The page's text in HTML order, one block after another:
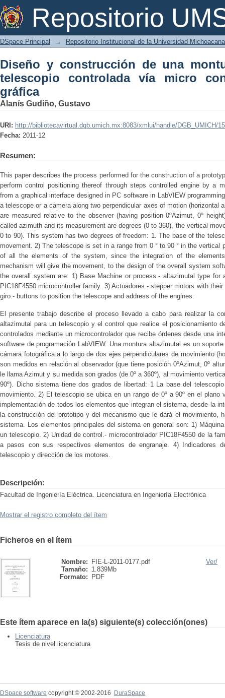
Repositorio
Diseño y construcción de una
micro controlador e interfaz gráfica
DSpace Principal → Repositorio Institucional de la Universidad
Diseño y construcción de una
telescopio controlada vía micro
gráfica
Alanís Gudiño, Gustavo
URI: http://bibliotecavirtual.dgb.umich.mx:8083/xmlui/handle/DGB_UMICH/
Fecha: 2011-12
Resumen:
This paper describes the process performed for the construction of a
perform control positioning thereof through steps controlled engine by a
from a graphical interface designed in PC software in LabVIEW
a telescope or a camera along two perpendicular axes of motion (horizontal
are measured relative to the observer (having position 0ºAzimut, 0º
called azimuth and its measurement are degrees (0 to 360), the vertical
0 to 90). This system has two degrees of freedom: 1. The base of the
movement. 2) The telescope is set in a range from 0 ° to 90 ° in the vertical
of all the elements of the system, since the integration of the
mechanism will give the movement, to the design of the overall system
the overall system are: 1) Base Machine or process.- altazimutal type for
PIC18F4550 microcontroller family. 3) Actuadores.- stepper motors with
giro.- buttons to position the telescope and address of the engines.
El presente trabajo describe el proceso llevado a cabo para realizar la
altazimutal para un telescopio y el control que realice el posicionamiento
controlados mediante un microcontrolador que recibe órdenes desde una
software de programación LabVIEW. Una montura altazimutal es un
cámara fotográfica a lo largo de dos ejes perpendiculares de movimiento
son medidos en relación al observador (que tiene posición 0ºAzimut, 0º
le llama Azimut y su medida son grados (de 0º a 360º), al movimiento
90º). Dicho sistema tiene dos grados de libertad: 1 La base del
movimiento. 2) El telescopio se ubica en un rango de 0º a 90º en el
implementación de todos los elementos que integran el sistema, desde la
la construcción del prototipo y del mecanismo que le dará el movimiento,
sistema. Los elementos principales del sistema en general son: 1)
un telescopio. 2) Unidad de control.- microcontrolador PIC18F4550 de la
a pasos con sus respectivos elementos de engranaje. 4) Indicadores
telescopio y dirección de los motores.
Descripción:
Facultad de Ingeniería Eléctrica. Licenciatura en Ingeniería Electrónica
Mostrar el registro completo del ítem
Ficheros en el ítem
Nombre:
FIE-L-2011-0177.pdf
Tamaño: 1.839Mb
Formato:
PDF
Ver/
Este ítem aparece en la(s) siguiente(s) colección(ones)
Licenciatura
Tesis de nivel licenciatura
DSpace software copyright © 2002-2016
DuraSpace